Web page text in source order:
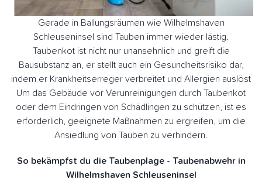
Gerade in Ballungsräumen wie Wilhelmshaven
Schleuseninsel sind Tauben immer wieder lästig.
Taubenkot ist nicht nur unansehnlich und greift die
Bausubstanz an, er stellt auch ein Gesundheitsrisiko dar,
indem er Krankheitserreger verbreitet und Allergien auslöst
Um das Gebäude vor Verunreinigungen durch Taubenkot
oder dem Eindringen von Schädlingen zu schützen, ist es
erforderlich, geeignete Maßnahmen zu ergreifen, um die
Ansiedlung von Tauben zu verhindern.
So bekämpfst du die Taubenplage - Taubenabwehr in
Wilhelmshaven Schleuseninsel